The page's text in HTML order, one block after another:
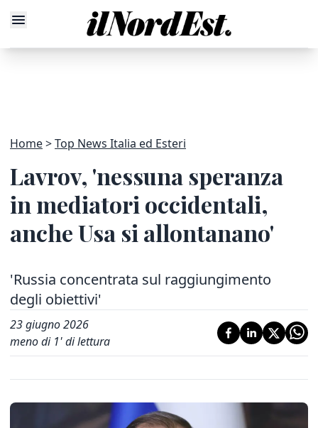
Home Top News Italia ed Esteri
Lavrov, 'nessuna speranza
in mediatori occidentali,
anche Usa si allontanano'
'Russia concentrata sul raggiungimento
degli obiettivi'
23 giugno 2026
meno di 1' di lettura